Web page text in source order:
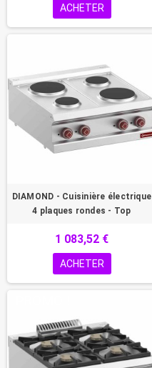
ACHETER
DIAMOND - Cuisinière électrique
4 plaques rondes - Top
1 083,52 €
ACHETER